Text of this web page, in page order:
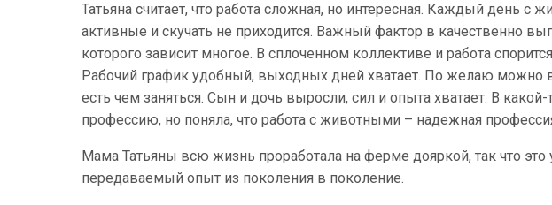
Татьяна считает, что работа сложная, но интересная. Каждый день
активные и скучать не приходится. Важный фактор в качественно
которого зависит многое. В сплоченном коллективе и работа
Рабочий график удобный, выходных дней хватает. По желаю можно
есть чем заняться. Сын и дочь выросли, сил и опыта хватает. В
профессию, но поняла, что работа с животными – надежная
Мама Татьяны всю жизнь проработала на ферме дояркой, так что это
передаваемый опыт из поколения в поколение.